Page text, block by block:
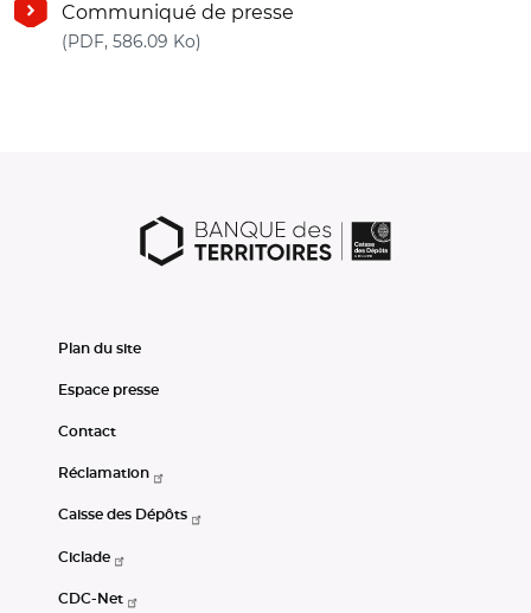
Communiqué de presse
(PDF, 586.09 Ko)
Plan du site
Espace presse
Contact
Réclamation
Caisse des Dépôts
Ciclade
CDC-Net